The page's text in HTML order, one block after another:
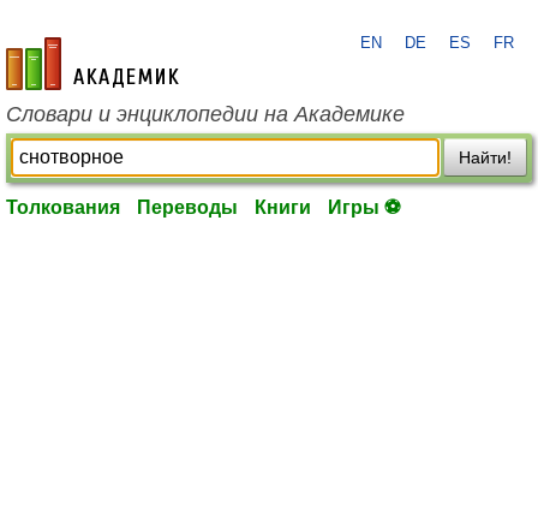
academic.ru
EN DE ES FR
Словари и энциклопедии на Академике
Найти!
Толкования Переводы Книги Игры ⚽